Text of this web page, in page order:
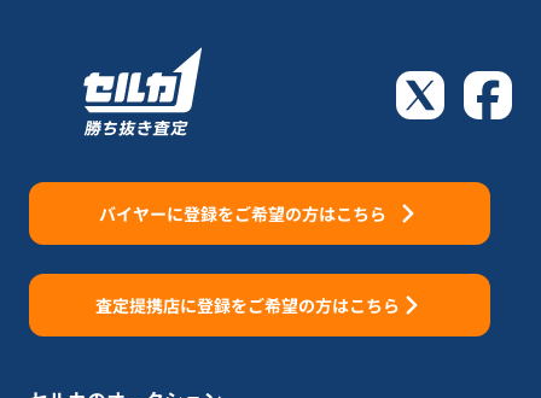
バイヤーに登録をご希望の方はこちら
査定提携店に登録をご希望の方はこちら